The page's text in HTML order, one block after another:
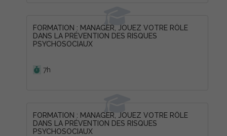
FORMATION : MANAGER, JOUEZ VOTRE RÔLE
DANS LA PRÉVENTION DES RISQUES
PSYCHOSOCIAUX
7h
FORMATION : MANAGER, JOUEZ VOTRE RÔLE
DANS LA PRÉVENTION DES RISQUES
PSYCHOSOCIAUX